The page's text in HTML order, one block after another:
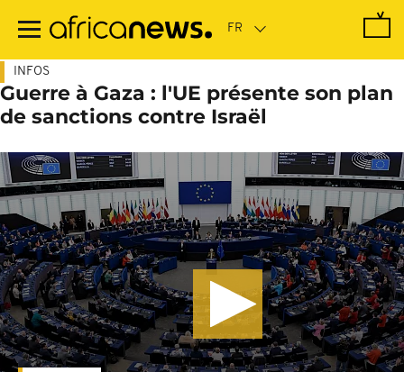
contenu
INFOS
Guerre à Gaza : l'UE présente son plan
de sanctions contre Israël